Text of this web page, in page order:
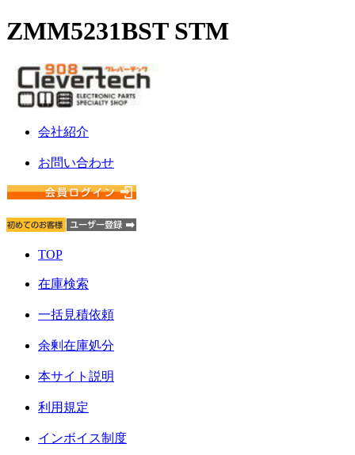
ZMM5231BST STM
会社紹介
お問い合わせ
TOP
在庫検索
一括見積依頼
余剰在庫処分
本サイト説明
利用規定
インボイス制度